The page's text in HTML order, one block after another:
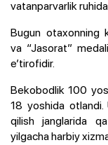
vatanparvarlik
Bugun otaxonning
va “Jasorat”
e’tirofidir.
Bekobodlik 100
18 yoshida otlandi.
qilish janglarida
yilgacha harbiy